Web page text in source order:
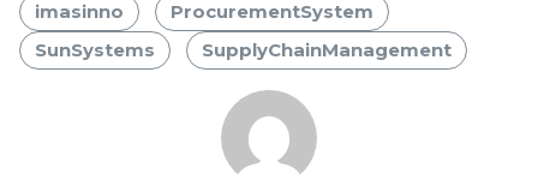
imasinno
ProcurementSystem
SunSystems
SupplyChainManagement